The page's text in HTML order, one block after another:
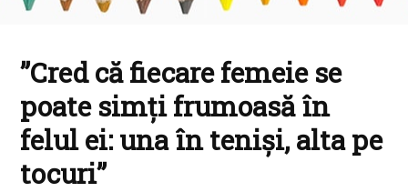
”Cred că fiecare femeie se
poate simți frumoasă în
felul ei: una în teniși, alta pe
tocuri”